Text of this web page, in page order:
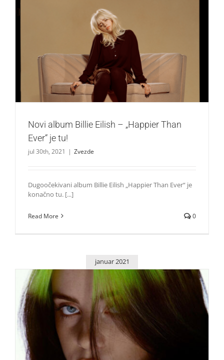
Novi album Billie Eilish – „Happier Than Ever“ je tu!
Zvezde
Novi album Billie Eilish – „Happier Than
Ever“ je tu!
jul 30th, 2021 | Zvezde
Dugoočekivani album Billie Eilish „Happier Than Ever“ je
konačno tu. [...]
Read More 0
januar 2021
Billie Eilish se ludo zabavlja u društvu devojke svog brata
Zvezde